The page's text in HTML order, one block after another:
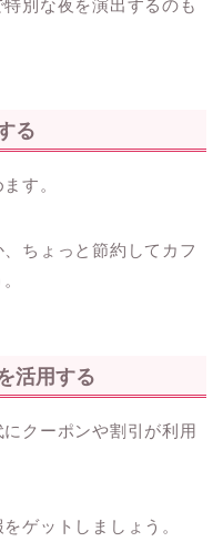
別な夜を演出するのも
る
す。
ちょっと節約してカフ
活用する
クーポンや割引が利用
ゲットしましょう。